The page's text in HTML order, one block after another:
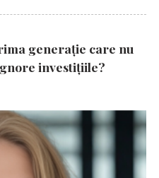
generație care nu
investițiile?